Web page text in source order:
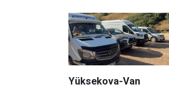
Yüksekova-Van